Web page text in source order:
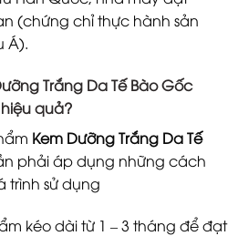
(chứng chỉ thực hành sản
Á).
Trắng Da Tế Bào Gốc
quả?
Kem Dưỡng Trắng Da Tế
phải áp dụng những cách
trình sử dụng
kéo dài từ 1 – 3 tháng để đạt